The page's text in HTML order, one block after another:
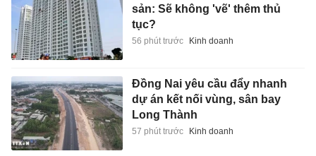
sản: Sẽ không 'vẽ' thêm thủ
tục?
56 phút trước Kinh doanh
Đồng Nai yêu cầu đẩy nhanh
dự án kết nối vùng, sân bay
Long Thành
57 phút trước Kinh doanh